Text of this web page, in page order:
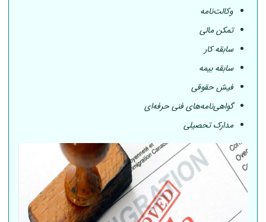
وکالت‌نامه
تمکن مالی
سابقه کار
سابقه بیمه
فیش حقوقی
گواهی‌نامه‌های فنی حرفه‌ای
مدارک تحصیلی